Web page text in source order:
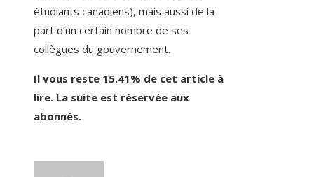
étudiants canadiens), mais aussi de la
part d’un certain nombre de ses
collègues du gouvernement.
Il vous reste 15.41% de cet article à
lire. La suite est réservée aux
abonnés.